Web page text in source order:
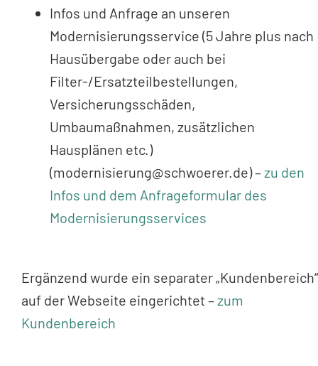
Infos und Anfrage an unseren
Modernisierungsservice (5 Jahre plus nach
Hausübergabe oder auch bei
Filter-/Ersatzteilbestellungen,
Versicherungsschäden,
Umbaumaßnahmen, zusätzlichen
Hausplänen etc.)
(modernisierung@schwoerer.de) –zu den
Infos und dem Anfrageformular des
Modernisierungsservices
Ergänzend wurde ein separater „Kundenbereich“
auf der Webseite eingerichtet –zum
Kundenbereich